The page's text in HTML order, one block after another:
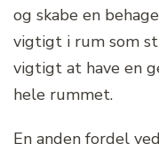
og skabe en
vigtigt i rum som
vigtigt at have en
hele rummet.
En anden fordel